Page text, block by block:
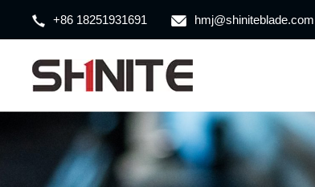
+86 18251931691 hmj@shiniteblade.com